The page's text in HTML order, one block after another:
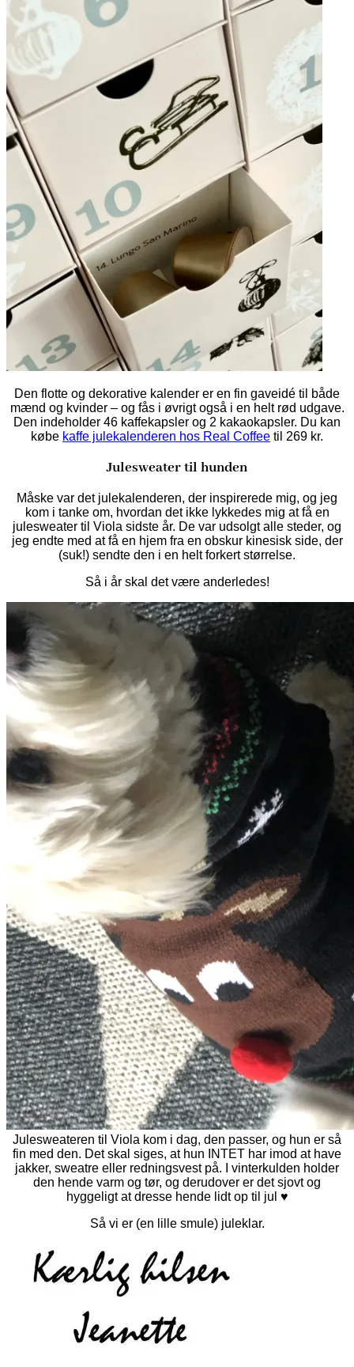
Den flotte og dekorative kalender er en fin gaveidé til både
mænd og kvinder – og fås i øvrigt også i en helt rød udgave.
Den indeholder 46 kaffekapsler og 2 kakaokapsler. Du kan
købe kaffe julekalenderen hos Real Coffee til 269 kr.
Julesweater til hunden
Måske var det julekalenderen, der inspirerede mig, og jeg
kom i tanke om, hvordan det ikke lykkedes mig at få en
julesweater til Viola sidste år. De var udsolgt alle steder, og
jeg endte med at få en hjem fra en obskur kinesisk side, der
(suk!) sendte den i en helt forkert størrelse.
Så i år skal det være anderledes!
Julesweateren til Viola kom i dag, den passer, og hun er så
fin med den. Det skal siges, at hun INTET har imod at have
jakker, sweatre eller redningsvest på. I vinterkulden holder
den hende varm og tør, og derudover er det sjovt og
hyggeligt at dresse hende lidt op til jul ♥
Så vi er (en lille smule) juleklar.